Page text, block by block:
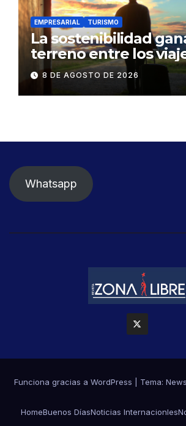
EMPRESARIAL TURISMO
La sostenibilidad
terreno entre los
negocios
8 DE AGOSTO DE 2026
Whatsapp
Funciona gracias a WordPress Tema:
HomeBuenos DíasNoticias Internacionles